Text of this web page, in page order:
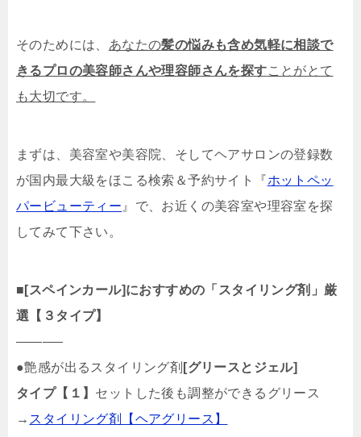
そのためには、 あなたの髪の悩みも含め気軽に相談で
きるプロの美容師さんや理容師さんを探すことがとて
も大切です。
まずは、美容室や美容院、そしてヘアサロンの登録数
が国内最大級をほこる検索＆予約サイト『ホットペッ
パービューティー 』で、お近くの美容室や理容室を探
してみて下さい。
■ [スペインカール]におすすめの「スタイリング剤」厳
選【３タイプ】
———–
●艶感が出るスタイリング剤 [グリースとジェル]
タイプ【１】 セットした後も調整ができるグリース
→ スタイリング剤【ヘアグリース】